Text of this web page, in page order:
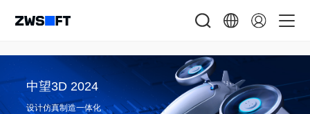
中望3D 2024
设计仿真制造一体化